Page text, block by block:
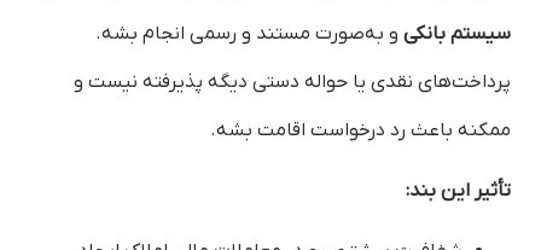
سیستم بانکی و به‌صورت مستند و رسمی انجام بشه.
پرداخت‌های نقدی یا حواله دستی دیگه پذیرفته نیست و
ممکنه باعث رد درخواست اقامت بشه.
تأثیر این بند: